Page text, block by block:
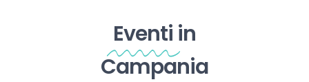
Eventi in
Campania